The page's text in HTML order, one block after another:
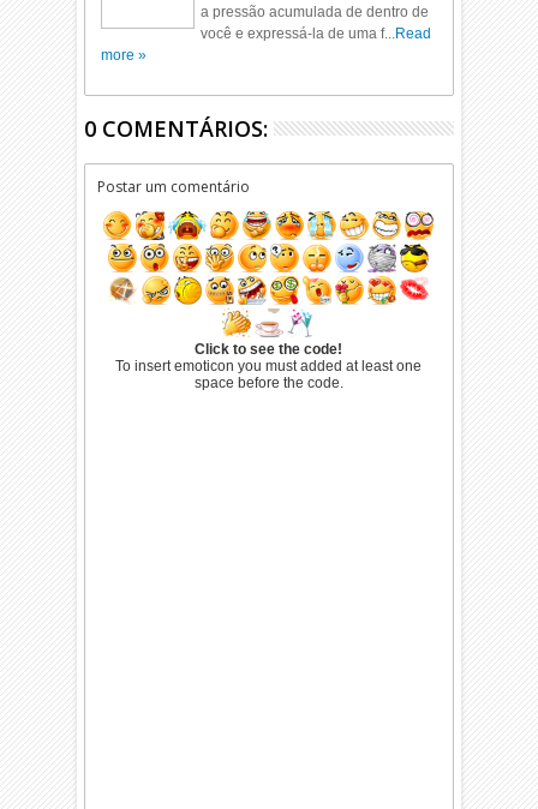
a pressão acumulada de dentro de
você e expressá-la de uma f...Read
more »
0 COMENTÁRIOS:
Postar um comentário
Click to see the code!
To insert emoticon you must added at least one
space before the code.